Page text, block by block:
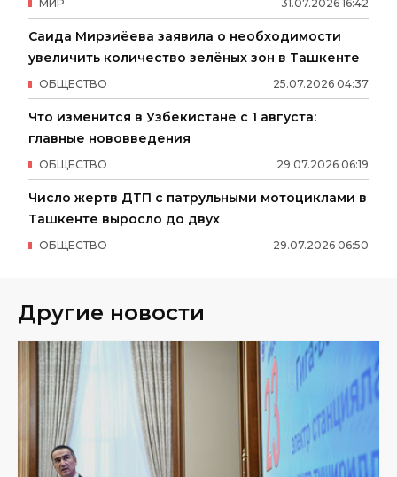
31.07.2026 16:42
МИР
Саида Мирзиёева заявила о необходимости
увеличить количество зелёных зон в Ташкенте
25.07.2026 04:37
ОБЩЕСТВО
Что изменится в Узбекистане с 1 августа:
главные нововведения
29.07.2026 06:19
ОБЩЕСТВО
Число жертв ДТП с патрульными мотоциклами в
Ташкенте выросло до двух
29.07.2026 06:50
ОБЩЕСТВО
Другие новости